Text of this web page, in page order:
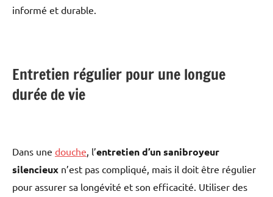
informé et durable.
Entretien régulier pour une longue
durée de vie
Dans une douche, l’entretien d’un sanibroyeur
silencieux n’est pas compliqué, mais il doit être régulier
pour assurer sa longévité et son efficacité. Utiliser des